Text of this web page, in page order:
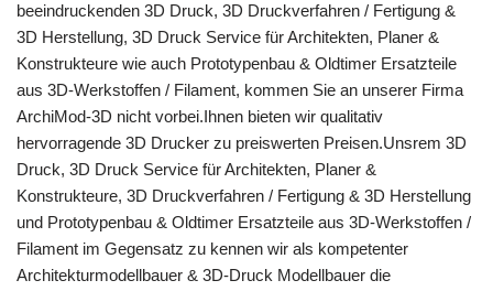
beeindruckenden 3D Druck, 3D Druckverfahren / Fertigung &
3D Herstellung, 3D Druck Service für Architekten, Planer &
Konstrukteure wie auch Prototypenbau & Oldtimer Ersatzteile
aus 3D-Werkstoffen / Filament, kommen Sie an unserer Firma
ArchiMod-3D nicht vorbei.Ihnen bieten wir qualitativ
hervorragende 3D Drucker zu preiswerten Preisen.Unsrem 3D
Druck, 3D Druck Service für Architekten, Planer &
Konstrukteure, 3D Druckverfahren / Fertigung & 3D Herstellung
und Prototypenbau & Oldtimer Ersatzteile aus 3D-Werkstoffen /
Filament im Gegensatz zu kennen wir als kompetenter
Architekturmodellbauer & 3D-Druck Modellbauer die